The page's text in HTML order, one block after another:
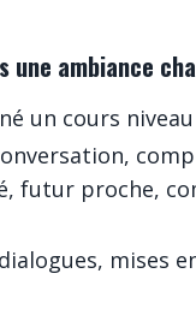
ambiance
un cours niveau
futur proche,
mises